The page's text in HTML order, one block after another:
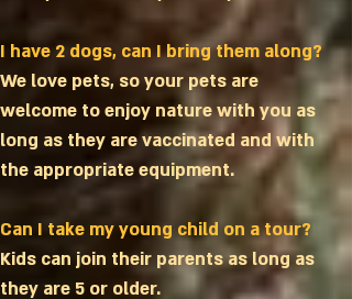
I have 2 dogs, can I bring them along?
We love pets, so your pets are
welcome to enjoy nature with you as
long as they are vaccinated and with
the appropriate equipment.
Can I take my young child on a tour?
Kids can join their parents as long as
they are 5 or older.